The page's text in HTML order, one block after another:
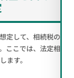
定して、相続税の
ここでは、法定相
ます。